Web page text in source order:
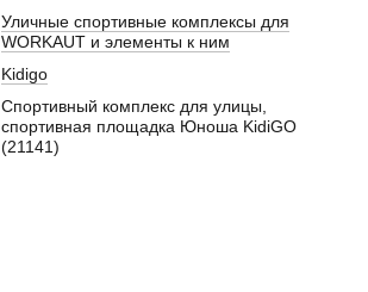
Уличные спортивные комплексы для
WORKAUT и элементы к ним
Kidigo
Спортивный комплекс для улицы,
спортивная площадка Юноша KidiGO
(21141)